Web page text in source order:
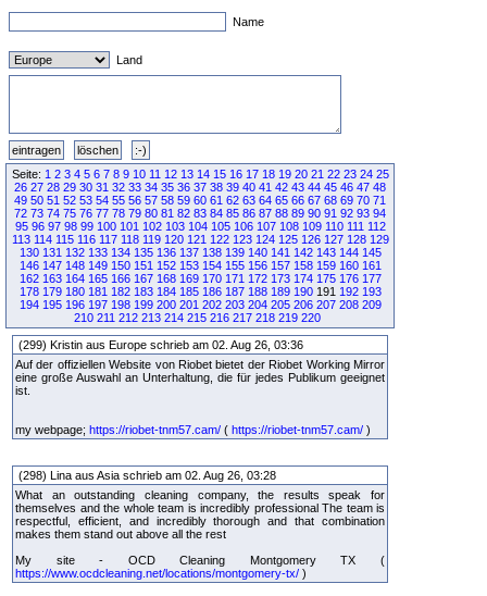
Name
Land
Seite: 1 2 3 4 5 6 7 8 9 10 11 12 13 14 15 16 17 18 19 20 21 22 23 24 25
26 27 28 29 30 31 32 33 34 35 36 37 38 39 40 41 42 43 44 45 46 47 48
49 50 51 52 53 54 55 56 57 58 59 60 61 62 63 64 65 66 67 68 69 70 71
72 73 74 75 76 77 78 79 80 81 82 83 84 85 86 87 88 89 90 91 92 93 94
95 96 97 98 99 100 101 102 103 104 105 106 107 108 109 110 111 112
113 114 115 116 117 118 119 120 121 122 123 124 125 126 127 128 129
130 131 132 133 134 135 136 137 138 139 140 141 142 143 144 145
146 147 148 149 150 151 152 153 154 155 156 157 158 159 160 161
162 163 164 165 166 167 168 169 170 171 172 173 174 175 176 177
178 179 180 181 182 183 184 185 186 187 188 189 190191 192 193
194 195 196 197 198 199 200 201 202 203 204 205 206 207 208 209
210 211 212 213 214 215 216 217 218 219 220
(299) Kristin aus Europe schrieb am 02. Aug 26, 03:36
Auf der offiziellen Website von Riobet bietet der Riobet Working Mirror
eine große Auswahl an Unterhaltung, die für jedes Publikum geeignet
ist.
my webpage; https://riobet-tnm57.cam/ ( https://riobet-tnm57.cam/ )
(298) Lina aus Asia schrieb am 02. Aug 26, 03:28
What an outstanding cleaning company, the results speak for
themselves and the whole team is incredibly professional The team is
respectful, efficient, and incredibly thorough and that combination
makes them stand out above all the rest
My site - OCD Cleaning Montgomery TX (
https://www.ocdcleaning.net/locations/montgomery-tx/ )